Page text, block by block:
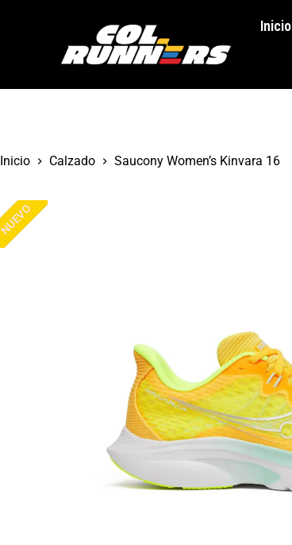
Inicio
Inicio Calzado Saucony Women’s Kinvara 16